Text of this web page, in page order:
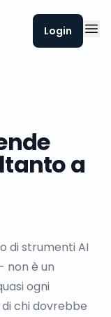
Login
a
di strumenti AI
non è un
ogni
chi dovrebbe